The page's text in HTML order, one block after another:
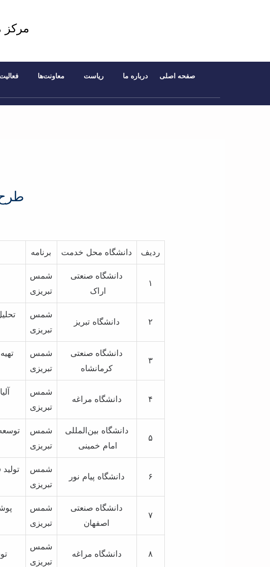
مرکز
صفحه اصلی درباره ما ریاست معاونت‌ها
ردیف دانشگاه محل خدمت برنامه
۱
دانشگاه صنعتی
اراک
شمس
تبریزی
۲ دانشگاه تبریز
شمس
تبریزی
۳
دانشگاه صنعتی
کرمانشاه
شمس
تبریزی
۴ دانشگاه مراغه
شمس
تبریزی
۵
دانشگاه بین‌المللی
امام خمینی
شمس
تبریزی
۶ دانشگاه پیام نور
شمس
تبریزی
۷
دانشگاه صنعتی
اصفهان
شمس
تبریزی
۸ دانشگاه مراغه
شمس
تبریزی